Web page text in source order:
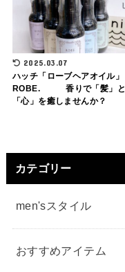
2025.03.07
ハッチ「ローブヘアオイル」
ROBE. 香りで「髪」と
「心」を癒しませんか？
カテゴリー
men'sスタイル
おすすめアイテム